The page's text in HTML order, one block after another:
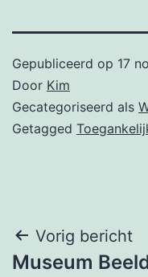
Gepubliceerd op 17
Door Kim
Gecategoriseerd als
Getagged
Bericht
Vorig bericht
Museum